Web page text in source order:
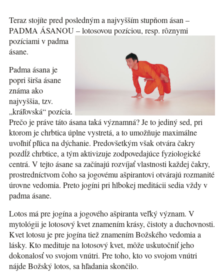
Teraz stojíte pred posledným a najvyšším stupňom ásan –
PADMA ÁSANOU – lotosovou pozíciou, resp. rôznymi
pozíciami vpadma
ásane.
Padma ásana je
popri širša ásane
známa ako
najvyššia, tzv.
„kráľovská“ pozícia.
Prečo je práve táto ásana taká významná? Je to jediný sed, pri
ktorom je chrbtica úplne vystretá, a to umožňuje maximálne
uvoľniť pľúca na dýchanie. Predovšetkým však otvára čakry
pozdĺž chrbtice, a tým aktivizuje zodpovedajúce fyziologické
centrá. V tejto ásane sa začínajú rozvíjať vlastnosti každej čakry,
prostredníctvom čoho sa jogovému ašpirantovi otvárajú rozmanité
úrovne vedomia. Preto jogíni pri hlbokej meditácii sedia vždy v
padma ásane.
Lotos má pre jogína a jogového ašpiranta veľký význam. V
mytológii je lotosový kvet znamením krásy, čistoty a duchovnosti.
Kvet lotosu je pre jogína tiež znamením Božského vedomia a
lásky. Kto medituje na lotosový kvet, môže uskutočniť jeho
dokonalosť vo svojom vnútri. Pre toho, kto vo svojom vnútri
nájde Božský lotos, sa hľadania skončilo.